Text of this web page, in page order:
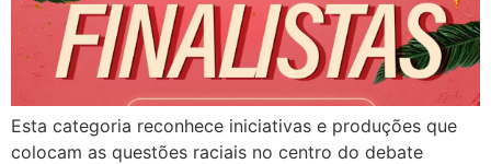
Esta categoria reconhece iniciativas e produções que
colocam as questões raciais no centro do debate